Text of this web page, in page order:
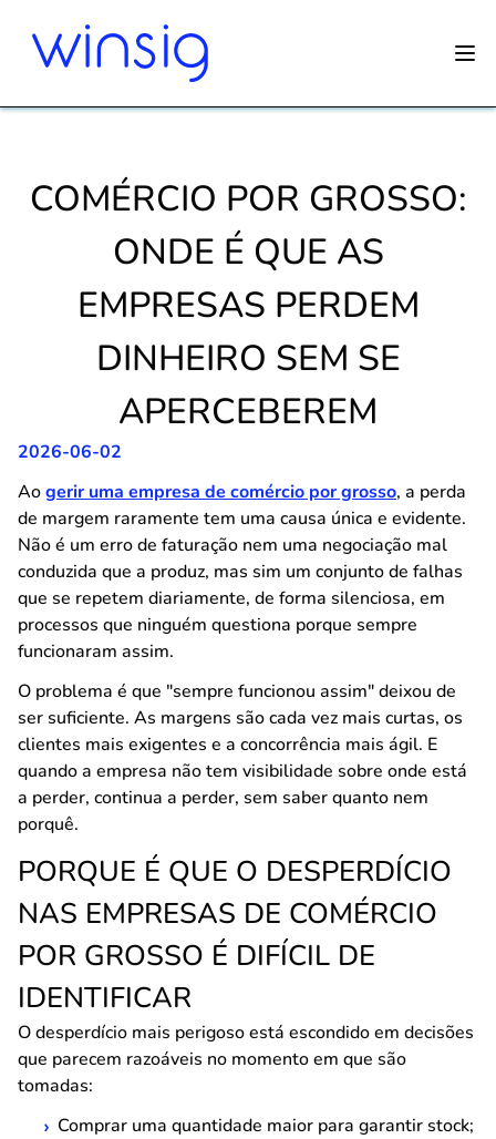
COMÉRCIO POR GROSSO:
ONDE É QUE AS
EMPRESAS PERDEM
DINHEIRO SEM SE
APERCEBEREM
2026-06-02
Aogerir uma empresa de comércio por grosso, a perda
de margem raramente tem uma causa única e evidente.
Não é um erro de faturação nem uma negociação mal
conduzida que a produz, mas sim um conjunto de falhas
que se repetem diariamente, de forma silenciosa, em
processos que ninguém questiona porque sempre
funcionaram assim.
O problema é que "sempre funcionou assim" deixou de
ser suficiente. As margens são cada vez mais curtas, os
clientes mais exigentes e a concorrência mais ágil. E
quando a empresa não tem visibilidade sobre onde está
a perder, continua a perder, sem saber quanto nem
porquê.
PORQUE É QUE O DESPERDÍCIO
NAS EMPRESAS DE COMÉRCIO
POR GROSSO É DIFÍCIL DE
IDENTIFICAR
O desperdício mais perigoso está escondido em decisões
que parecem razoáveis no momento em que são
tomadas:
Comprar uma quantidade maior para garantir stock;